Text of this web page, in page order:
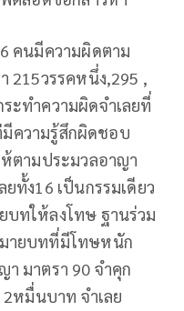
คนมีความผิดตาม
215วรรคหนึ่ง,295 ,
ะทำความผิดจำเลยที่
มีความรู้สึกผิดชอบ
ตามประมวลอาญา
ยทั้ง16 เป็นกรรมเดียว
ทให้ลงโทษ ฐานร่วม
ายบทที่มีโทษหนัก
มาตรา 90 จำคุก
หมื่นบาท จำเลย